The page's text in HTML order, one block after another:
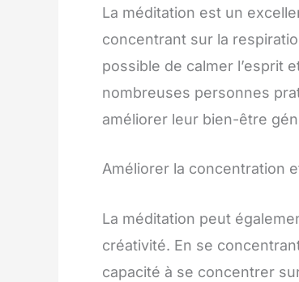
La méditation est un
concentrant sur la
possible de calmer l’esprit
nombreuses personnes
améliorer leur bien-être
Améliorer la concentration
La méditation peut
créativité. En se
capacité à se concentrer